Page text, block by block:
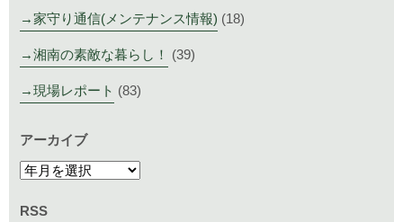
家守り通信(メンテナンス情報) (18)
湘南の素敵な暮らし！ (39)
現場レポート (83)
アーカイブ
RSS